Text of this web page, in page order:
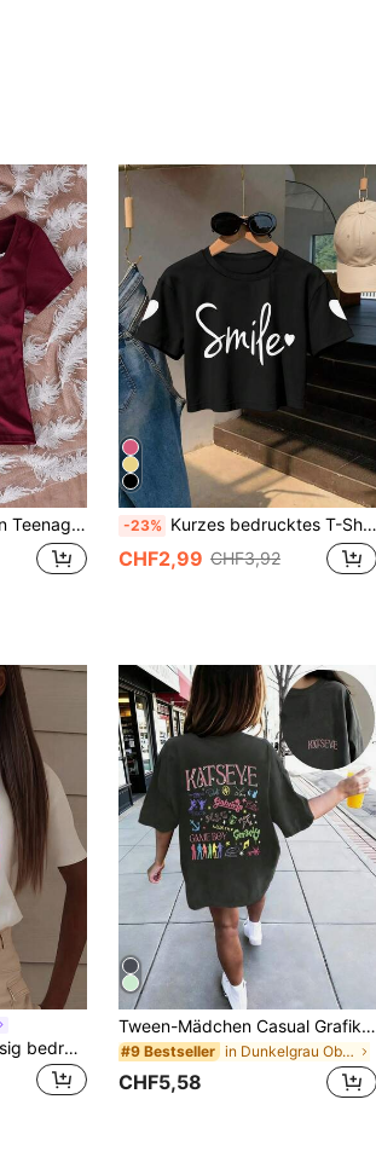
Figurbetontes Kurzarm T-Shirt -23% Kurzes bedrucktes T-Shirt für Mädchen, "Smile" und Herzmuster, herzverzierte Ärmelbündchen, lässiges Crop Top, geeignet für Schulaktivitäten, Treffen mit Freunden, Sommerkleidung
CHF2,99 CHF3,92
1 Stück Mädchen Lässig bedrucktes T-Shirt mit Rundhalsausschnitt und Kurzarm, Sommer Studentenbekleidung - Minimalistische T-Shirt mit englischen Buchstaben inspiriert Fantasie und Selbstausdruck
Tween-Mädchen Casual Grafik Muster Rundhals Kurzarm T-Shirt, Sommer Top
#9 Bestseller in Dunkelgrau Oberteile für Mädchen im Teenageralt
CHF5,58